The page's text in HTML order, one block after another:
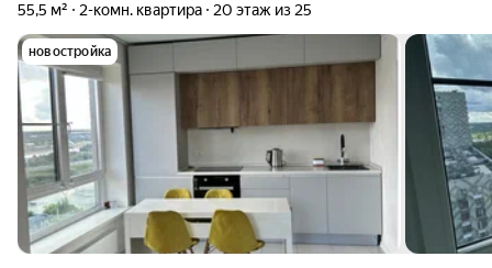
55,5 м² 2-комн. квартира 20 этаж из 25
новостройка